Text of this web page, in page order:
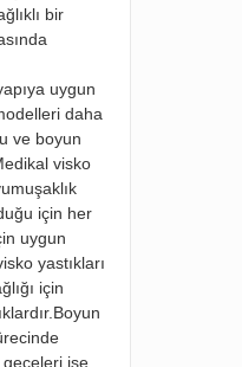
bir
uygun
daha
ve boyun
visko
için her
uygun
yastıkları
için
ise